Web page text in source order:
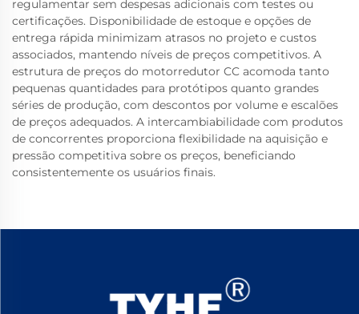
regulamentar sem despesas adicionais com testes ou
certificações. Disponibilidade de estoque e opções de
entrega rápida minimizam atrasos no projeto e custos
associados, mantendo níveis de preços competitivos. A
estrutura de preços do motorredutor CC acomoda tanto
pequenas quantidades para protótipos quanto grandes
séries de produção, com descontos por volume e escalões
de preços adequados. A intercambiabilidade com produtos
de concorrentes proporciona flexibilidade na aquisição e
pressão competitiva sobre os preços, beneficiando
consistentemente os usuários finais.